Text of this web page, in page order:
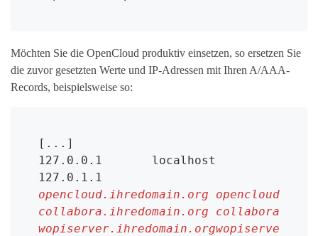
Möchten Sie die OpenCloud produktiv einsetzen, so ersetzen Sie
die zuvor gesetzten Werte und IP-Adressen mit Ihren A/AAA-
Records, beispielsweise so:
[...]
127.0.0.1	localhost
opencloud.ihredomain.org opencloud
collabora.ihredomain.org collabora
wopiserver.ihredomain.orgwopiserve